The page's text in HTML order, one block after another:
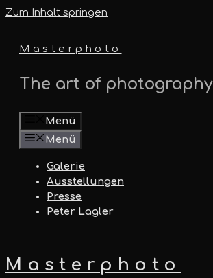
Zum Inhalt springen
Masterphoto
The art of photography
Menü
Menü
Galerie
Ausstellungen
Presse
Peter Lagler
Masterphoto